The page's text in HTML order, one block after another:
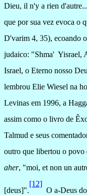
Dieu, il n'y a rien
que por sua vez evoca o
D'varim 4, 35), ecoando
judaico: "Shma' Yisrael,
Israel, o Eterno nosso
lembrou Elie Wiesel na
Levinas em 1996, a
assim como o livro de
Talmud e seus
outro que libertou o povo
aher, "moi, et non un
[deus]".
[12]
O a-Deus